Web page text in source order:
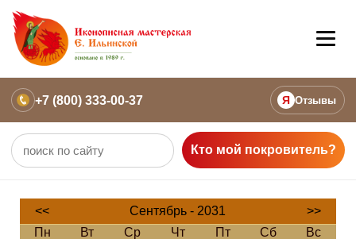
+7 (800) 333-00-37 Я Отзывы
Кто мой покровитель?
<< Сентябрь - 2031
>>
Пн
Вт Ср Чт Пт Сб
Вс